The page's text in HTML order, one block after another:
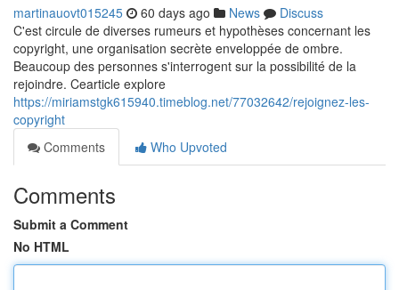
martinauovt015245 60 days ago News
Discuss
C'est circule de diverses rumeurs et hypothèses concernant les
copyright, une organisation secrète enveloppée de ombre.
Beaucoup des personnes s'interrogent sur la possibilité de la
rejoindre. Cearticle explore
https://miriamstgk615940.timeblog.net/77032642/rejoignez-les-
copyright
Comments
Who Upvoted
Comments
Submit a Comment
No HTML